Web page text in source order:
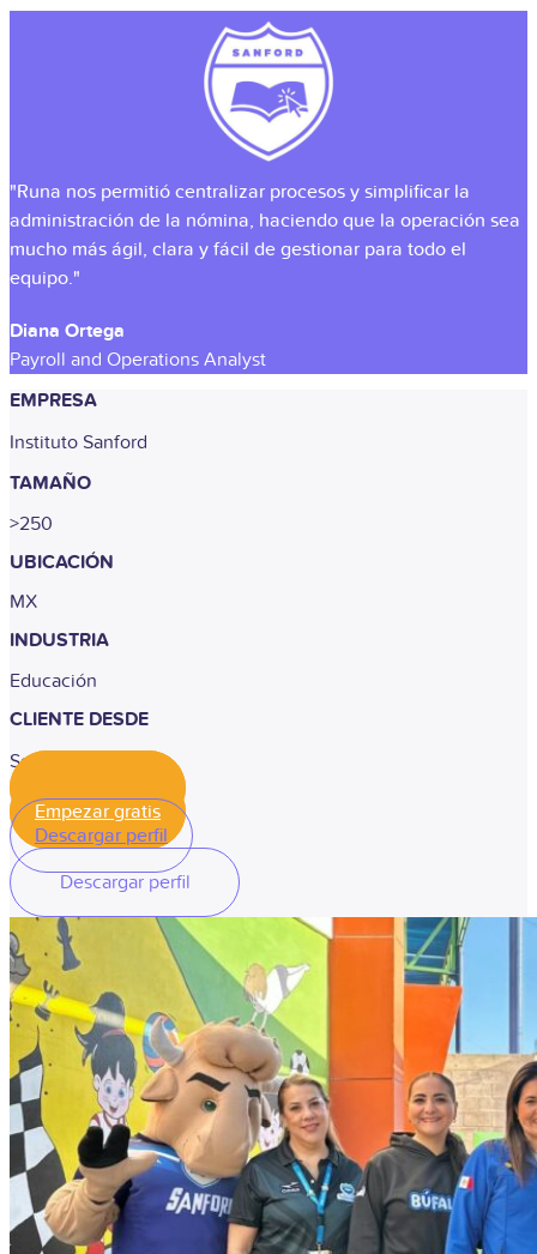
"Runa nos permitió centralizar procesos y simplificar la
administración de la nómina, haciendo que la operación sea
mucho más ágil, clara y fácil de gestionar para todo el
equipo."
Diana Ortega
Payroll and Operations Analyst
EMPRESA
Instituto Sanford
TAMAÑO
>250
UBICACIÓN
MX
INDUSTRIA
Educación
CLIENTE DESDE
Septiembre 2024
Empezar gratis
Descargar perfil
Descargar perfil